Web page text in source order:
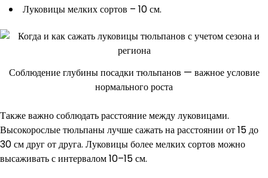
Луковицы мелких сортов – 10 см.
Соблюдение глубины посадки тюльпанов — важное условие
нормального роста
Также важно соблюдать расстояние между луковицами.
Высокорослые тюльпаны лучше сажать на расстоянии от 15 до
30 см друг от друга. Луковицы более мелких сортов можно
высаживать с интервалом 10–15 см.